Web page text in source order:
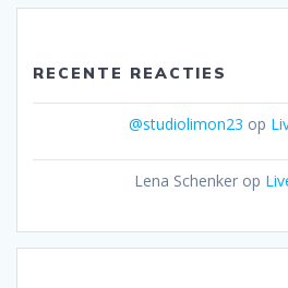
RECENTE REACTIES
@studiolimon23 op
Lena Schenker op